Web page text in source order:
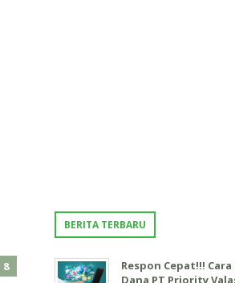
8
BERITA TERBARU
Respon Cepat!!!
Dana PT Priority